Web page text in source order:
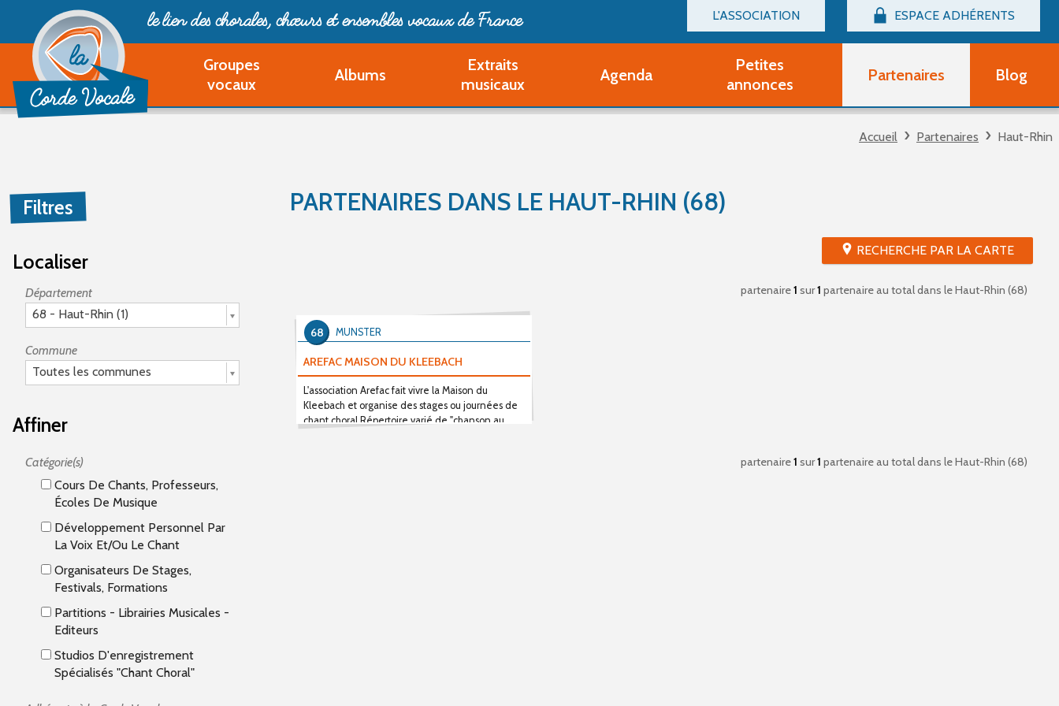
L'ASSOCIATION
Billetterie
Devenir adhérent Groupe Vocal
Devenir adhérent Partenaire
ESPACE ADHÉRENTS
Connexion
le lien des chorales, chœurset ensembles vocaux de France
Groupes
vocaux
Albums
Extraits
musicaux
Agenda
Petites
annonces
Partenaires Blog
Accueil Partenaires Haut-Rhin
Filtres
Localiser
Département
68 - Haut-Rhin (1)
Commune
Toutes les communes
Affiner
Catégorie(s)
Cours De Chants, Professeurs,
Écoles De Musique
Développement Personnel Par
La Voix Et/ou Le Chant
Organisateurs De Stages,
Festivals, Formations
Partitions - Librairies Musicales -
Editeurs
Studios D'enregistrement
Spécialisés "Chant Choral"
PARTENAIRES DANS LE HAUT-RHIN (68)
RECHERCHE PAR LA CARTE
partenaire1 sur1 partenaire au totaldans le Haut-Rhin (68)
AREFAC MAISON DU KLEEBACH
L'association Arefac fait vivre la Maison du
Kleebach et organise des stages ou journées de
chant choral Répertoire varié de "chanson au
MUNSTER
68
partenaire1 sur1 partenaire au totaldans le Haut-Rhin (68)